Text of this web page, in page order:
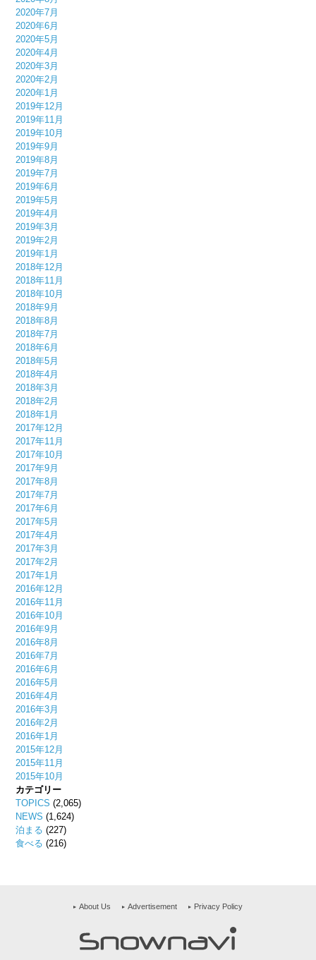
2020年7月
2020年6月
2020年5月
2020年4月
2020年3月
2020年2月
2020年1月
2019年12月
2019年11月
2019年10月
2019年9月
2019年8月
2019年7月
2019年6月
2019年5月
2019年4月
2019年3月
2019年2月
2019年1月
2018年12月
2018年11月
2018年10月
2018年9月
2018年8月
2018年7月
2018年6月
2018年5月
2018年4月
2018年3月
2018年2月
2018年1月
2017年12月
2017年11月
2017年10月
2017年9月
2017年8月
2017年7月
2017年6月
2017年5月
2017年4月
2017年3月
2017年2月
2017年1月
2016年12月
2016年11月
2016年10月
2016年9月
2016年8月
2016年7月
2016年6月
2016年5月
2016年4月
2016年3月
2016年2月
2016年1月
2015年12月
2015年11月
2015年10月
カテゴリー
TOPICS (2,065)
NEWS (1,624)
泊まる (227)
食べる (216)
About Us Advertisement Privacy Policy